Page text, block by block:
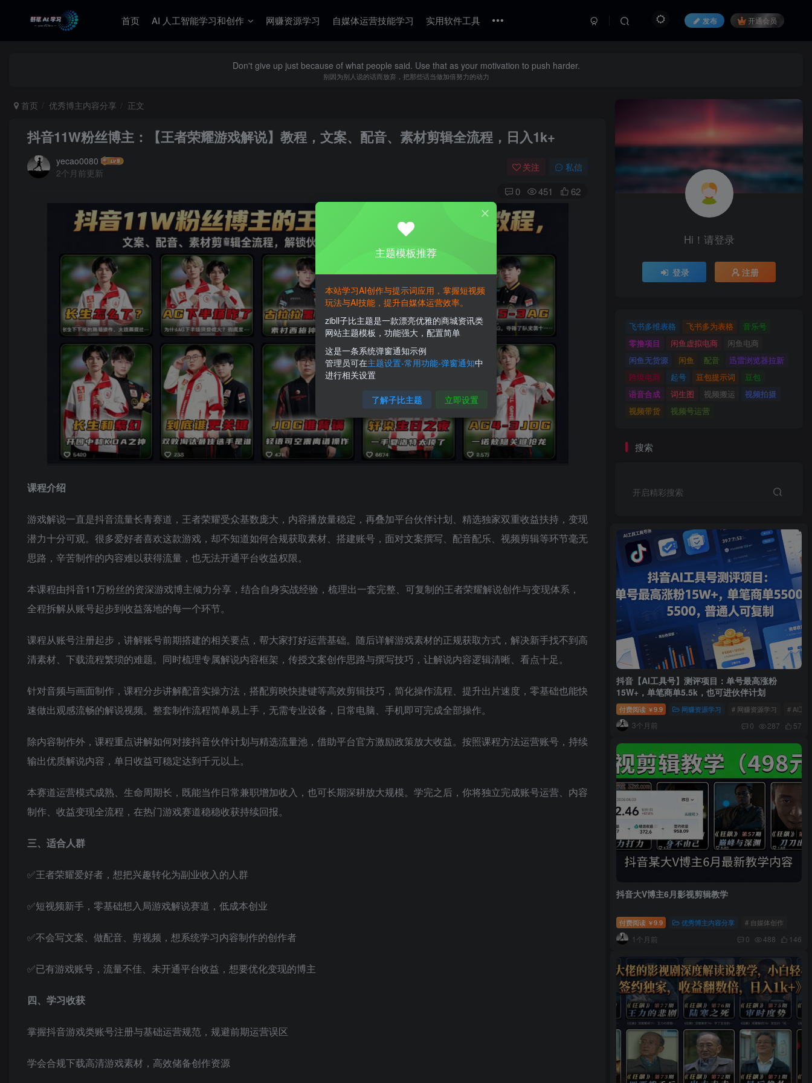
首页 AI 人工智能学习和创作 网赚资源学习 自媒体运营技能学习 实用软件工具 发布 开通会员
Don't give up just because of what people said. Use that as your motivation to push harder.
别因为别人说的话而放弃，把那些话当做加倍努力的动力
首页 优秀博主内容分享 正文
抖音11W粉丝博主：【王者荣耀游戏解说】教程，文案、配音、素材剪辑全流程，日入1k+
yecao0080
2个月前更新
关注 私信
0 451 62
课程介绍
游戏解说一直是抖音流量长青赛道，王者荣耀受众基数庞大，内容播放量稳定，再叠加平台伙伴计划、精选独家双重收益扶持，变现
潜力十分可观。很多爱好者喜欢这款游戏，却不知道如何合规获取素材、搭建账号，面对文案撰写、配音配乐、视频剪辑等环节毫无
思路，辛苦制作的内容难以获得流量，也无法开通平台收益权限。
本课程由抖音11万粉丝的资深游戏博主倾力分享，结合自身实战经验，梳理出一套完整、可复制的王者荣耀解说创作与变现体系，
全程拆解从账号起步到收益落地的每一个环节。
课程从账号注册起步，讲解账号前期搭建的相关要点，帮大家打好运营基础。随后详解游戏素材的正规获取方式，解决新手找不到高
清素材、下载流程繁琐的难题。同时梳理专属解说内容框架，传授文案创作思路与撰写技巧，让解说内容逻辑清晰、看点十足。
针对音频与画面制作，课程分步讲解配音实操方法，搭配剪映快捷键等高效剪辑技巧，简化操作流程、提升出片速度，零基础也能快
速做出观感流畅的解说视频。整套制作流程简单易上手，无需专业设备，日常电脑、手机即可完成全部操作。
除内容制作外，课程重点讲解如何对接抖音伙伴计划与精选流量池，借助平台官方激励政策放大收益。按照课程方法运营账号，持续
输出优质解说内容，单日收益可稳定达到千元以上。
本赛道运营模式成熟、生命周期长，既能当作日常兼职增加收入，也可长期深耕放大规模。学完之后，你将独立完成账号运营、内容
制作、收益变现全流程，在热门游戏赛道稳稳收获持续回报。
三、适合人群
✅王者荣耀爱好者，想把兴趣转化为副业收入的人群
✅短视频新手，零基础想入局游戏解说赛道，低成本创业
✅不会写文案、做配音、剪视频，想系统学习内容制作的创作者
✅已有游戏账号，流量不佳、未开通平台收益，想要优化变现的博主
四、学习收获
掌握抖音游戏类账号注册与基础运营规范，规避前期运营误区
学会合规下载高清游戏素材，高效储备创作资源
Hi！请登录
登录 注册
飞书多维表格 飞书多为表格
音乐号
零撸项目
闲鱼虚拟电商
闲鱼电商
闲鱼无货源
闲鱼 配音
迅雷浏览器拉新
跨境电商
起号 豆包提示词
豆包
语音合成
词生图 视频搬运
视频拍摄
视频带货
视频号运营
搜索
开启精彩搜索
抖音【AI工具号】测评项目：单号最高涨粉
15W+，单笔商单5.5k，也可进伙伴计划
付费阅读 ￥9.9 网赚资源学习 # 网赚资源学习 # AI工
3个月前 0 287 57
抖音大V博主6月影视剪辑教学
付费阅读 ￥9.9 优秀博主内容分享 # 自媒体创作
1个月前 0 488 146
主题模板推荐
本站学习AI创作与提示词应用，掌握短视频
玩法与AI技能，提升自媒体运营效率。
zibll子比主题是一款漂亮优雅的商城资讯类
网站主题模板，功能强大，配置简单
这是一条系统弹窗通知示例
管理员可在主题设置-常用功能-弹窗通知中
进行相关设置
了解子比主题 立即设置